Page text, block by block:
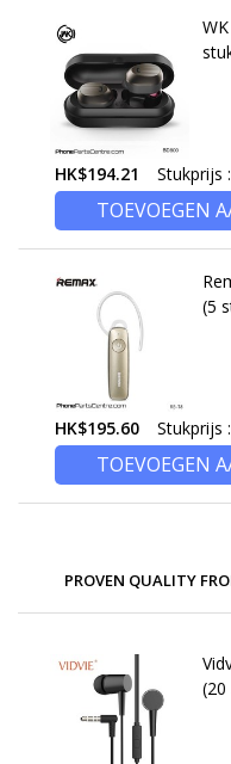
HK$194.21 Stukprijs
TOEVOEGEN
(5
HK$195.60 Stukprijs
TOEVOEGEN
PROVEN QUALITY
(20